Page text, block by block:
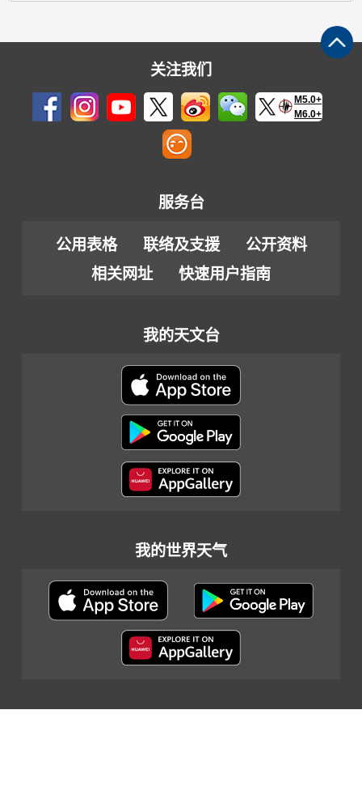
关注我们
M5.0+
M6.0+
服务台
公用表格 联络及支援
公开资料
相关网址
快速用户指南
我的天文台
我的世界天气